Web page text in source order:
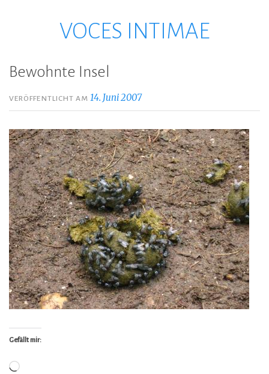
VOCES INTIMAE
Bewohnte Insel
VERÖFFENTLICHT AM14. Juni 2007
Gefällt mir:
Wird